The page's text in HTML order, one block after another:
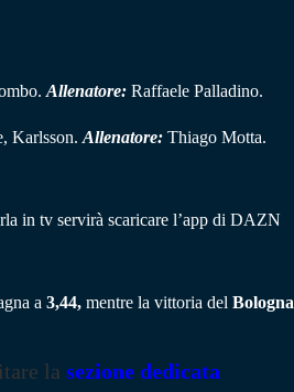
Allenatore: Raffaele Palladino.
Karlsson. Allenatore: Thiago Motta.
in tv servirà scaricare l’app di DAZN
a 3,44, mentre la vittoria del Bologna
la sezione dedicata